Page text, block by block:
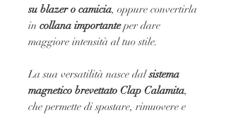
su blazer o camicia, oppure convertirla
in collana importanteper dare
maggiore intensità al tuo stile.
La sua versatilità nasce dalsistema
magnetico brevettato Clap Calamita,
che permette di spostare, rimuovere e